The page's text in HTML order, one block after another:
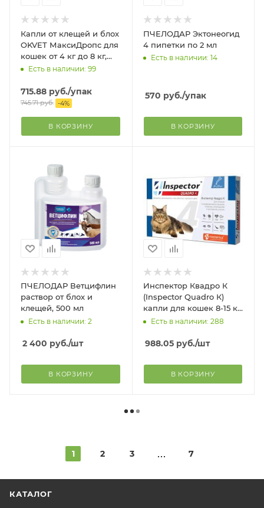
Капли от клещей и блох
OKVET МаксиДропс для
кошек от 4 кг до 8 кг,
туба по 1 мл
Есть в наличии: 99
715.88 руб./упак
745.71руб. -4%
В КОРЗИНУ
ПЧЕЛОДАР Эктонеогид
4 пипетки по 2 мл
Есть в наличии: 14
570 руб./упак
В КОРЗИНУ
ПЧЕЛОДАР Ветцифлин
раствор от блох и
клещей, 500 мл
Есть в наличии: 2
2 400 руб./шт
В КОРЗИНУ
Инспектор Квадро К
(Inspector Quadro К)
капли для кошек 8-15 кг,
1 пип. в упак.
Есть в наличии: 288
988.05руб./шт
В КОРЗИНУ
1 2 3 7
КАТАЛОГ